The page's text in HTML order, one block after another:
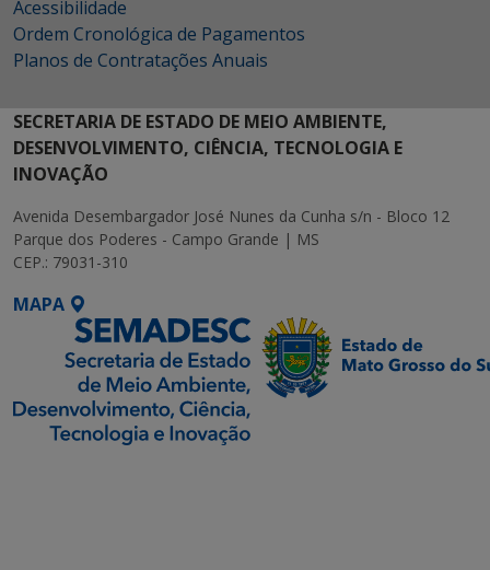
Acessibilidade
Ordem Cronológica de Pagamentos
Planos de Contratações Anuais
SECRETARIA DE ESTADO DE MEIO AMBIENTE,
DESENVOLVIMENTO, CIÊNCIA, TECNOLOGIA E
INOVAÇÃO
Avenida Desembargador José Nunes da Cunha s/n - Bloco 12
Parque dos Poderes - Campo Grande | MS
CEP.: 79031-310
MAPA